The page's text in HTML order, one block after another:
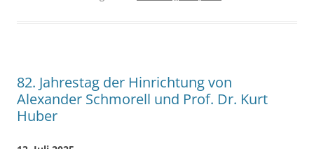
82. Jahrestag der Hinrichtung von
Alexander Schmorell und Prof. Dr. Kurt
Huber